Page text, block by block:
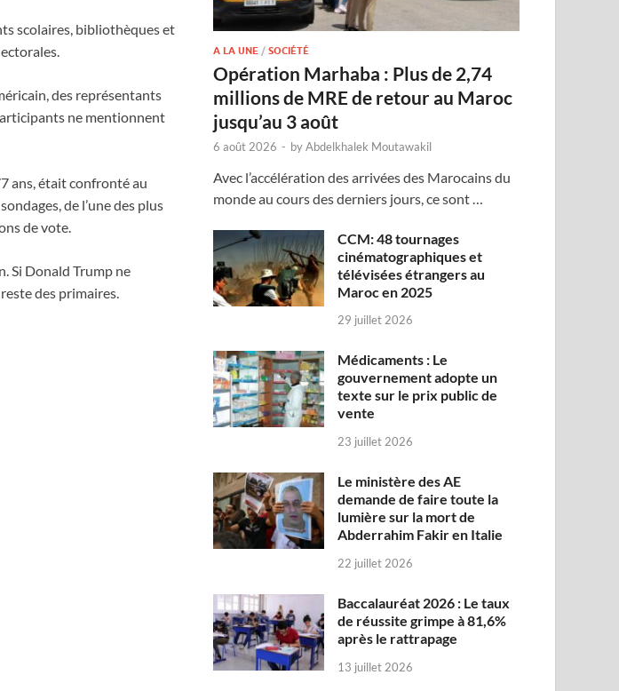
scolaires, bibliothèques et
des représentants
ne mentionnent
ans, était confronté au
de l’une des plus
de vote.
Si Donald Trump ne
des primaires.
A LA UNE /SOCIÉTÉ
Opération Marhaba : Plus de 2,74
millions de MRE de retour au Maroc
jusqu’au 3 août
6 août 2026 - byAbdelkhalek Moutawakil
Avec l’accélération des arrivées des Marocains du
monde au cours des derniers jours, ce sont …
CCM: 48 tournages
cinématographiques et
télévisées étrangers au
Maroc en 2025
29 juillet 2026
Médicaments : Le
gouvernement adopte un
texte sur le prix public de
vente
23 juillet 2026
Le ministère des AE
demande de faire toute la
lumière sur la mort de
Abderrahim Fakir en Italie
22 juillet 2026
Baccalauréat 2026 : Le taux
de réussite grimpe à 81,6%
après le rattrapage
13 juillet 2026